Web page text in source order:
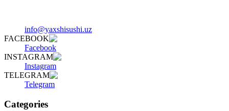
info@yaxshisushi.uz
FACEBOOK
Facebook
INSTAGRAM
Instagram
TELEGRAM
Telegram
Categories